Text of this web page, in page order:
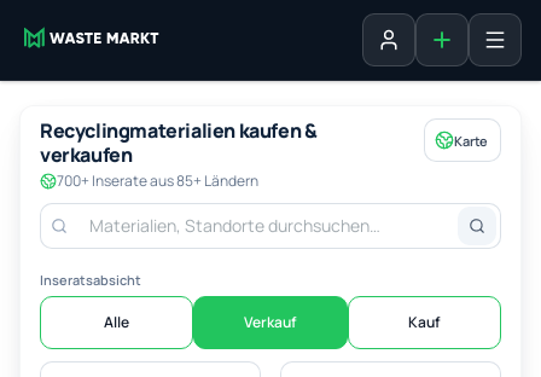
AnmeldenInserat
Recyclingmaterialien kaufen &
verkaufen
700+ Inserate aus 85+ Ländern
Karte
Inseratsabsicht
Alle Verkauf Kauf